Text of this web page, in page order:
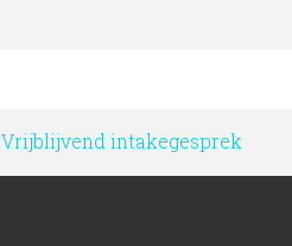
Vrijblijvend intakegesprek